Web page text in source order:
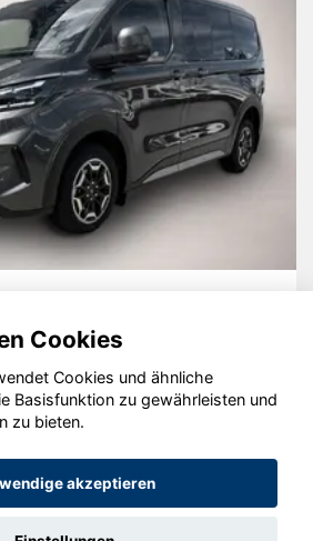
GmbH 2020 - 2026
Cookies
Cookies und ähnliche
Basisfunktion zu gewährleisten und
zu bieten.
akzeptieren